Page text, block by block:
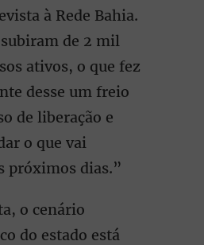
à Rede Bahia.
de 2 mil
ativos, o que fez
desse um freio
de liberação e
o que vai
próximos dias.”
o cenário
do estado está